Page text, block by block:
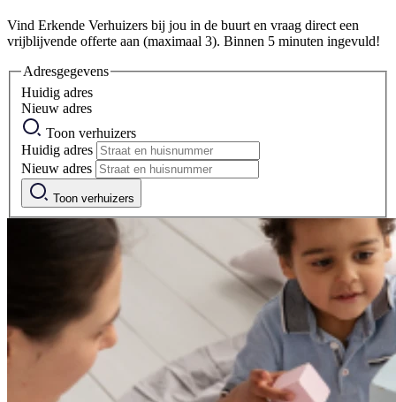
Vind Erkende Verhuizers bij jou in de buurt en vraag direct een
vrijblijvende offerte aan (maximaal 3). Binnen 5 minuten ingevuld!
Adresgegevens
Huidig adres
Nieuw adres
Toon verhuizers
Huidig adres
Nieuw adres
Toon verhuizers